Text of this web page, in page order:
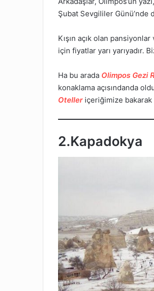
Şubat Sevgililer Günü’nde
Kışın açık olan
için fiyatlar yarı yarıyadır.
Ha bu arada Olimpos Gezi
konaklama açısındanda
Otelleriçeriğimize bakarak
2.Kapadokya